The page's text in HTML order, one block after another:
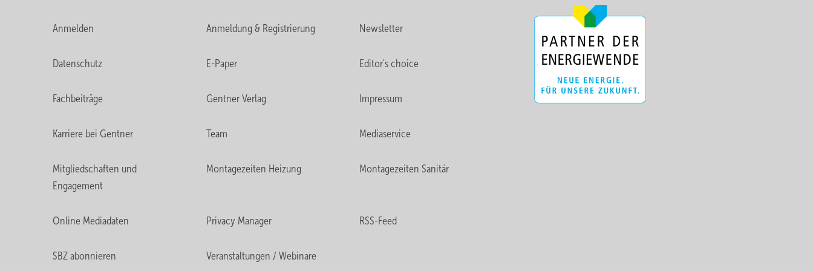
Anmelden Anmeldung & Registrierung Newsletter
Datenschutz E-Paper Editor's choice
Fachbeiträge Gentner Verlag Impressum
Karriere bei Gentner Team Mediaservice
Mitgliedschaften und
Engagement
Montagezeiten Heizung Montagezeiten Sanitär
Online Mediadaten Privacy Manager RSS-Feed
SBZ abonnieren Veranstaltungen / Webinare